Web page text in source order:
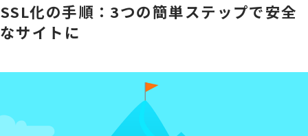
SSL化の手順：3つの簡単ステップで安全
なサイトに